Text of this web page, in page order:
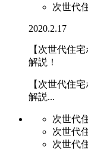
次世代
2020.2.17
【次世代住
解説！
【次世代住
解説...
次世代
次世代
次世代